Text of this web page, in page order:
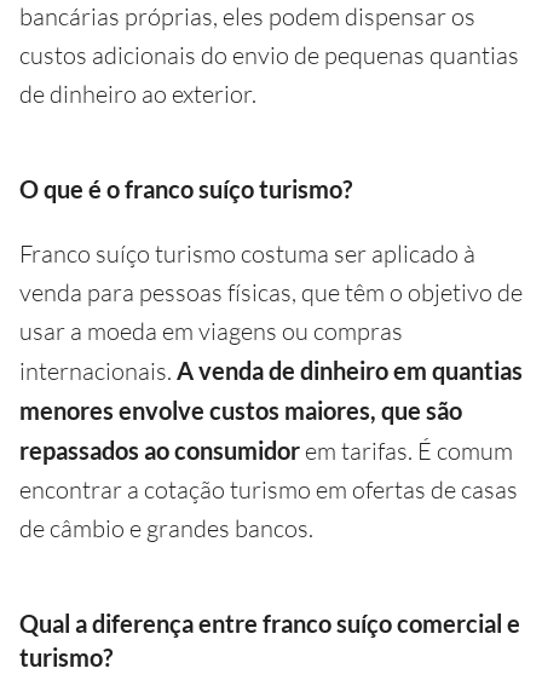
bancárias próprias, eles podem dispensar os
custos adicionais do envio de pequenas quantias
de dinheiro ao exterior.
O que é o franco suíço turismo?
Franco suíço turismo costuma ser aplicado à
venda para pessoas físicas, que têm o objetivo de
usar a moeda em viagens ou compras
internacionais. A venda de dinheiro em quantias
menores envolve custos maiores, que são
repassados ao consumidor em tarifas. É comum
encontrar a cotação turismo em ofertas de casas
de câmbio e grandes bancos.
Qual a diferença entre franco suíço comercial e
turismo?